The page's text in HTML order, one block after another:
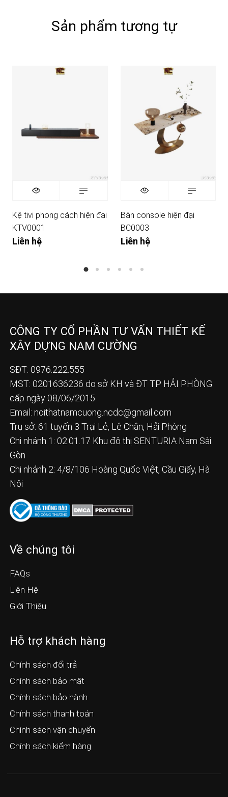
Sản phẩm tương tự
Kệ tivi phong cách hiện đại
KTV0001
Liên hệ
Bàn console hiện đại
BC0003
Liên hệ
CÔNG TY CỔ PHẦN TƯ VẤN THIẾT KẾ
XÂY DỰNG NAM CƯỜNG
SĐT: 0976.222.555
MST: 0201636236 do sở KH và ĐT TP HẢI PHÒNG
cấp ngày 08/06/2015
Email: noithatnamcuong.ncdc@gmail.com
Trụ sở: 61 tuyến 3 Trại Lẻ, Lê Chân, Hải Phòng
Chi nhánh 1: 02.01.17 Khu đô thị SENTURIA Nam Sài
Gòn
Chi nhánh 2: 4/8/106 Hoàng Quốc Việt, Cầu Giấy, Hà
Nội
Về chúng tôi
FAQs
Liên Hệ
Giới Thiệu
Hỗ trợ khách hàng
Chính sách đổi trả
Chính sách bảo mật
Chính sách bảo hành
Chính sách thanh toán
Chính sách vận chuyển
Chính sách kiểm hàng